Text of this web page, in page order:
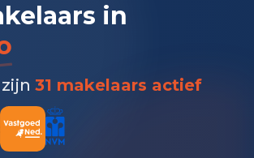
in
31 makelaars actief